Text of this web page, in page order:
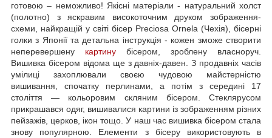
готовою – неможливо! Якісні матеріали - натуральний холст
(полотно) з яскравим високоточним друком зображення-
схеми, найкращій у світі бісер Preciosa Ornela (Чехія), бісерні
голки з Японії та детальна інструкція - кожен зможе створити
неперевершену картину бісером, зроблену власноруч.
Вишивка бісером відома ще з давніх-давен. З продавніх часів
умілиці захоплювали своєю чудовою майстерністю
вишивання, спочатку перлинами, а потім з середині 17
століття — кольоровим скляним бісером. Стеклярусом
прикрашався одяг, вишивалися картини із зображенням різних
пейзажів, церков, ікон тощо. У наш час вишивка бісером стала
знову популярною. Елементи з бісеру використовують в